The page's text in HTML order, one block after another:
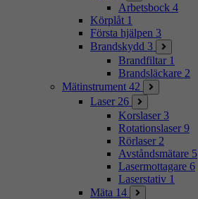
Arbetsbock 4
Körplåt 1
Första hjälpen 3
Brandskydd 3
Brandfiltar 1
Brandsläckare 2
Mätinstrument 42
Laser 26
Korslaser 3
Rotationslaser 9
Rörlaser 2
Avståndsmätare 5
Lasermottagare 6
Laserstativ 1
Mäta 14